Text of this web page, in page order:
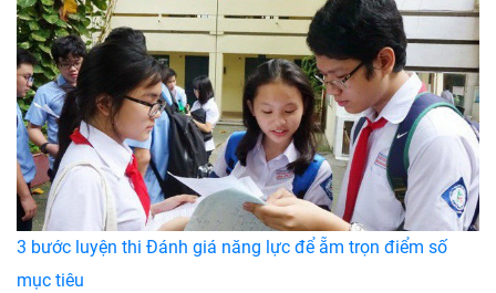
3 bước luyện thi Đánh giá năng lực để ẵm trọn điểm số
mục tiêu